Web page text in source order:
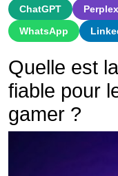
ChatGPT
WhatsApp
Quelle est la
fiable pour
gamer ?